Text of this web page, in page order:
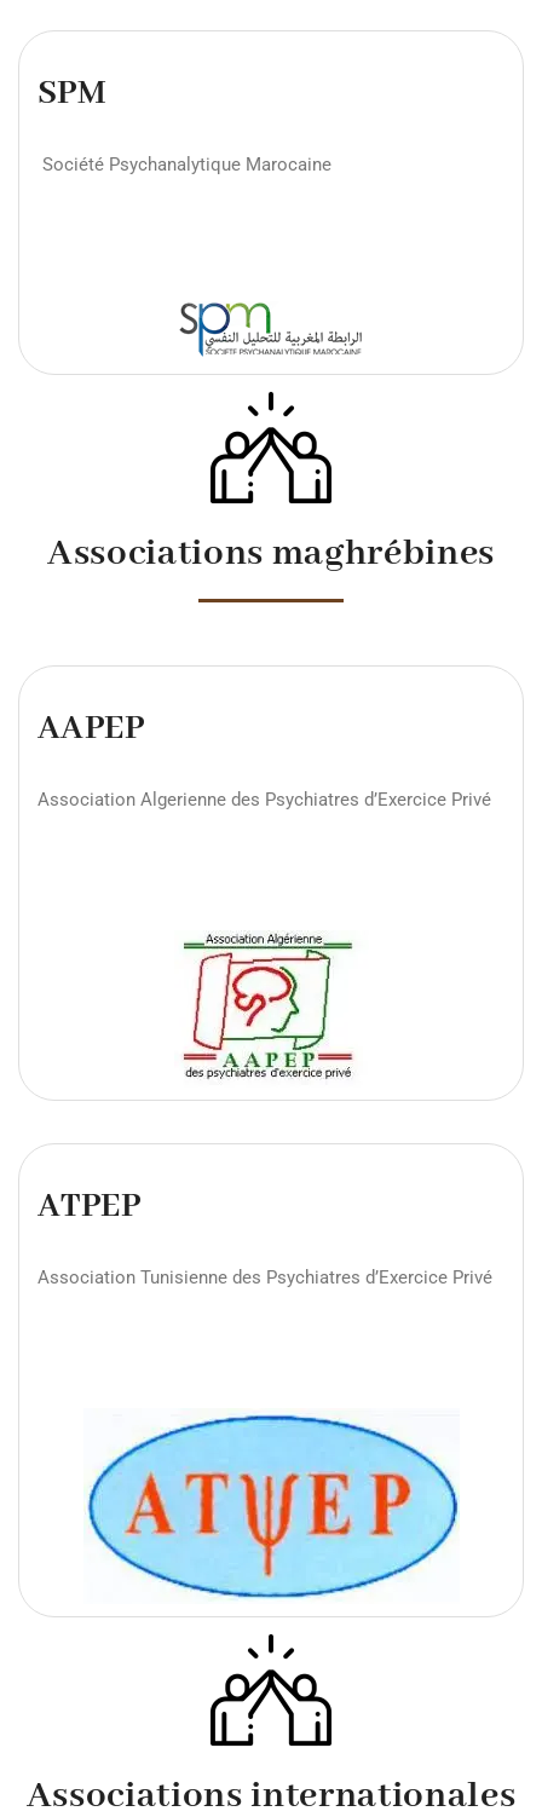
SPM
Société Psychanalytique Marocaine
Associations maghrébines
AAPEP
Association Algerienne des Psychiatres d’Exercice Privé
ATPEP
Association Tunisienne des Psychiatres d’Exercice Privé
Associations internationales